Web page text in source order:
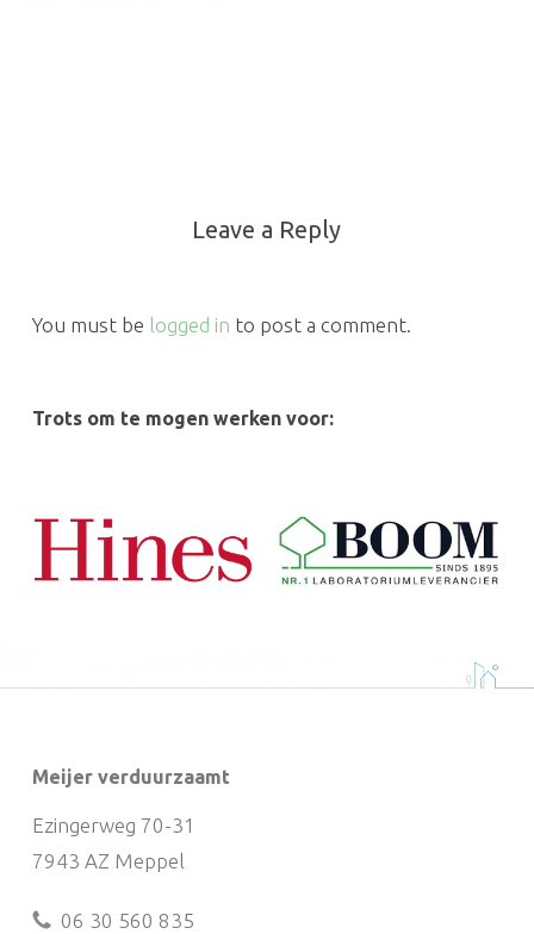
Leave a Reply
You must be logged in to post a comment.
Trots om te mogen werken voor:
Meijer verduurzaamt
Ezingerweg 70-31
7943 AZ Meppel
06 30 560 835